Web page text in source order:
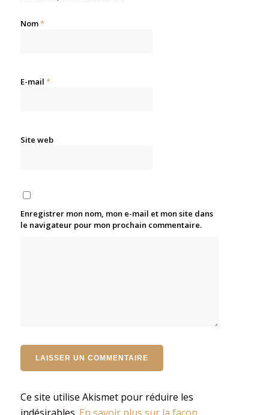
Nom*
E-mail *
Site web
Enregistrer mon nom, mon e-mail et mon site dans
le navigateur pour mon prochain commentaire.
Ce site utilise Akismet pour réduire les